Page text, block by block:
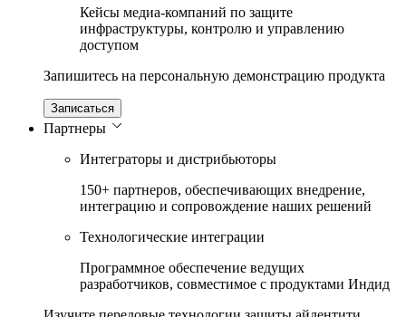
Кейсы медиа-компаний по защите
инфраструктуры, контролю и управлению
доступом
Запишитесь на персональную демонстрацию продукта
Записаться
Партнеры
Интеграторы и дистрибьюторы
150+ партнеров, обеспечивающих внедрение,
интеграцию и сопровождение наших решений
Технологические интеграции
Программное обеспечение ведущих
разработчиков, совместимое с продуктами Индид